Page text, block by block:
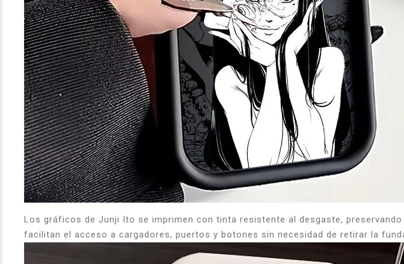
Los gráficos de Junji Ito se imprimen con tinta resistente al desgaste,
facilitan el acceso a cargadores, puertos y botones sin necesidad de retirar la